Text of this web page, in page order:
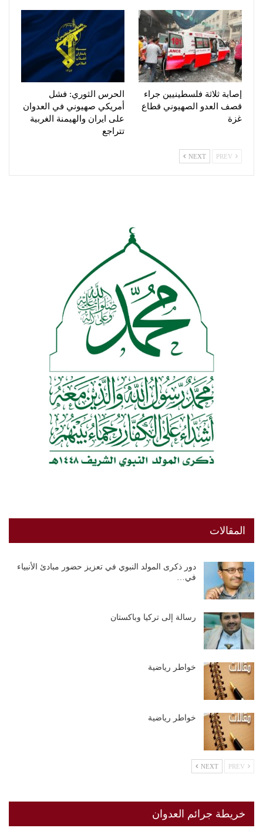
إصابة ثلاثة فلسطينيين جراء
قصف العدو الصهيوني قطاع
غزة
الحرس الثوري: فشل
أمريكي صهيوني في العدوان
على ايران والهيمنة الغربية
تتراجع
NEXT
المقالات
دور ذكرى المولد النبوي في تعزيز حضور مبادئ الأنبياء
في…
رسالة إلى تركيا وباكستان
خواطر رياضية
خواطر رياضية
NEXT
خريطة جرائم العدوان